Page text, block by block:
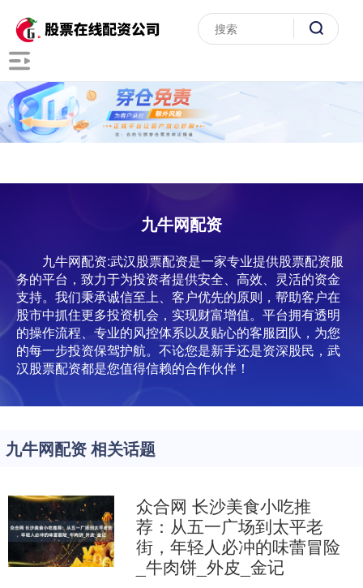
九牛网配资
九牛网配资:武汉股票配资是一家专业提供股票配资服
务的平台，致力于为投资者提供安全、高效、灵活的资金
支持。我们秉承诚信至上、客户优先的原则，帮助客户在
股市中抓住更多投资机会，实现财富增值。平台拥有透明
的操作流程、专业的风控体系以及贴心的客服团队，为您
的每一步投资保驾护航。不论您是新手还是资深股民，武
汉股票配资都是您值得信赖的合作伙伴！
九牛网配资 相关话题
众合网 长沙美食小吃推
荐：从五一广场到太平老
街，年轻人必冲的味蕾冒险
_牛肉饼_外皮_金记